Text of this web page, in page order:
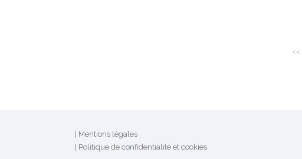
<<
| Mentions légales
| Politique de confidentialité et cookies